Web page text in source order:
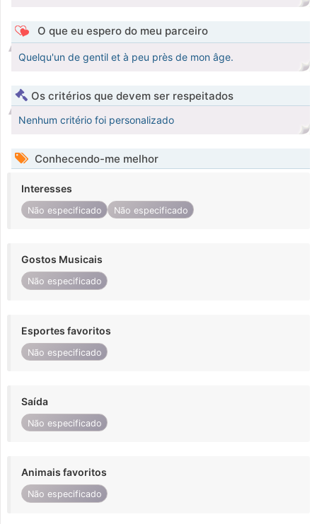
O que eu espero do meu parceiro
Quelqu'un de gentil et à peu près de mon âge.
Os critérios que devem ser respeitados
Nenhum critério foi personalizado
Conhecendo-me melhor
Interesses
Não especificado Não especificado
Gostos Musicais
Não especificado
Esportes favoritos
Não especificado
Saída
Não especificado
Animais favoritos
Não especificado